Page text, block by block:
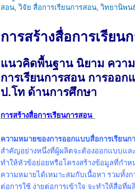
สอน,วิจัย สื่อการเรียนการสอน,วิทยานิพน
การสร้างสื่อการเรียน
แนวคิดพื้นฐาน นิยาม ควา
การเรียนการสอน การออก
ป.โท ด้านการศึกษา
การสร้างสื่อการเรียนการสอน
ความหมายของการออกแบบสื่อการเรียนก
สำคัญอย่างหนึ่งที่ผู้ผลิตจะต้องออกแบบแล
ทำให้หัวข้อย่อยหรือโครงสร้างข้อมูลที่กำ
ความหมายได้เหมาะสมกับเนื้อหา รวมทั้
ต่อการใช้ ง่ายต่อการเข้าใจ จะทำให้สื่อ